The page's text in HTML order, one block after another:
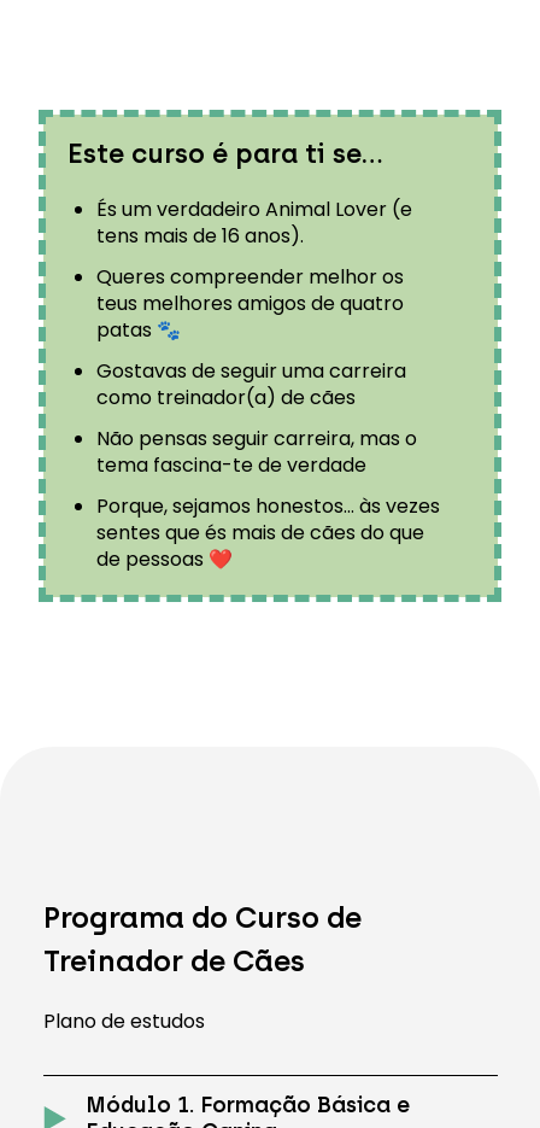
Este curso é para ti se…
És um verdadeiro Animal Lover (e
tens mais de 16 anos).
Queres compreender melhor os
teus melhores amigos de quatro
patas 🐾
Gostavas de seguir uma carreira
como treinador(a) de cães
Não pensas seguir carreira, mas o
tema fascina-te de verdade
Porque, sejamos honestos... às vezes
sentes que és mais de cães do que
de pessoas ❤️
Programa do Curso de
Treinador de Cães
Plano de estudos
Módulo 1. Formação Básica e